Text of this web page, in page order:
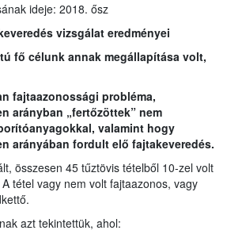
ideje: 2018. ősz
vizsgálat eredményei
fő célunk annak megállapítása volt,
fajtaazonossági probléma,
arányban „fertőzöttek” nem
valamint hogy
arányában fordult elő fajtakeveredés.
összesen 45 tűztövis tételből 10-zel volt
tétel vagy nem volt fajtaazonos, vagy
azt tekintettük, ahol: